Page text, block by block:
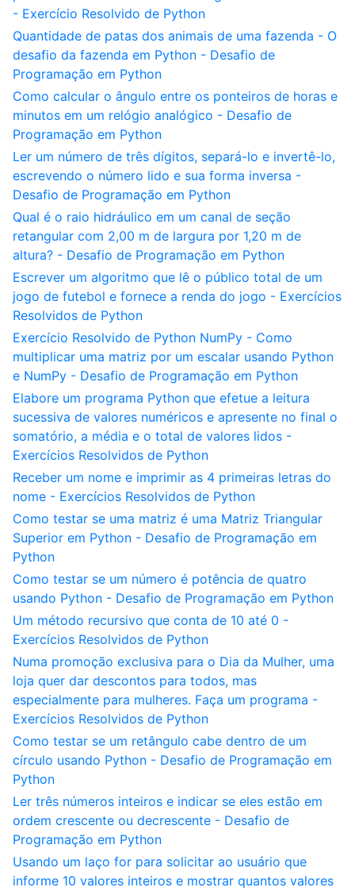
- Exercício Resolvido de Python
Quantidade de patas dos animais de uma fazenda - O
desafio da fazenda em Python - Desafio de
Programação em Python
Como calcular o ângulo entre os ponteiros de horas e
minutos em um relógio analógico - Desafio de
Programação em Python
Ler um número de três dígitos, separá-lo e invertê-lo,
escrevendo o número lido e sua forma inversa -
Desafio de Programação em Python
Qual é o raio hidráulico em um canal de seção
retangular com 2,00 m de largura por 1,20 m de
altura? - Desafio de Programação em Python
Escrever um algoritmo que lê o público total de um
jogo de futebol e fornece a renda do jogo - Exercícios
Resolvidos de Python
Exercício Resolvido de Python NumPy - Como
multiplicar uma matriz por um escalar usando Python
e NumPy - Desafio de Programação em Python
Elabore um programa Python que efetue a leitura
sucessiva de valores numéricos e apresente no final o
somatório, a média e o total de valores lidos -
Exercícios Resolvidos de Python
Receber um nome e imprimir as 4 primeiras letras do
nome - Exercícios Resolvidos de Python
Como testar se uma matriz é uma Matriz Triangular
Superior em Python - Desafio de Programação em
Python
Como testar se um número é potência de quatro
usando Python - Desafio de Programação em Python
Um método recursivo que conta de 10 até 0 -
Exercícios Resolvidos de Python
Numa promoção exclusiva para o Dia da Mulher, uma
loja quer dar descontos para todos, mas
especialmente para mulheres. Faça um programa -
Exercícios Resolvidos de Python
Como testar se um retângulo cabe dentro de um
círculo usando Python - Desafio de Programação em
Python
Ler três números inteiros e indicar se eles estão em
ordem crescente ou decrescente - Desafio de
Programação em Python
Usando um laço for para solicitar ao usuário que
informe 10 valores inteiros e mostrar quantos valores